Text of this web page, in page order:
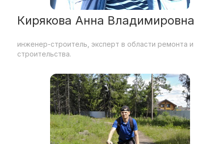
Кирякова Анна Владимировна
инженер-строитель, эксперт в области ремонта и
строительства.